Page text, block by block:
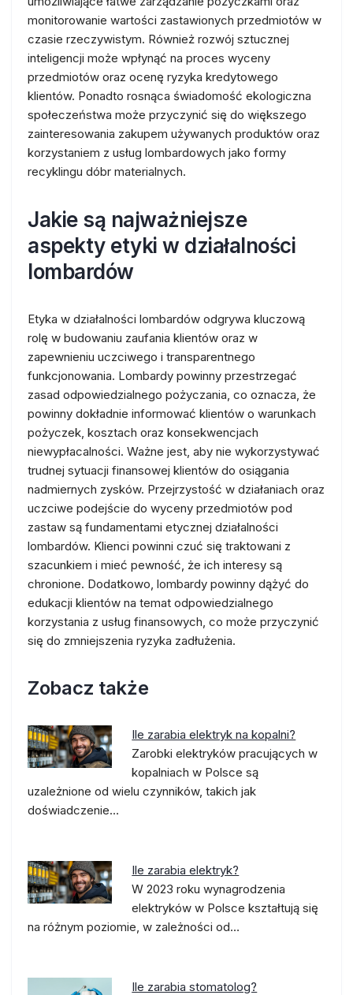
monitorowanie wartości zastawionych przedmiotów w
czasie rzeczywistym. Również rozwój sztucznej
inteligencji może wpłynąć na proces wyceny
przedmiotów oraz ocenę ryzyka kredytowego
klientów. Ponadto rosnąca świadomość ekologiczna
społeczeństwa może przyczynić się do większego
zainteresowania zakupem używanych produktów oraz
korzystaniem z usług lombardowych jako formy
recyklingu dóbr materialnych.
Jakie są najważniejsze
aspekty etyki w działalności
lombardów
Etyka w działalności lombardów odgrywa kluczową
rolę w budowaniu zaufania klientów oraz w
zapewnieniu uczciwego i transparentnego
funkcjonowania. Lombardy powinny przestrzegać
zasad odpowiedzialnego pożyczania, co oznacza, że
powinny dokładnie informować klientów o warunkach
pożyczek, kosztach oraz konsekwencjach
niewypłacalności. Ważne jest, aby nie wykorzystywać
trudnej sytuacji finansowej klientów do osiągania
nadmiernych zysków. Przejrzystość w działaniach oraz
uczciwe podejście do wyceny przedmiotów pod
zastaw są fundamentami etycznej działalności
lombardów. Klienci powinni czuć się traktowani z
szacunkiem i mieć pewność, że ich interesy są
chronione. Dodatkowo, lombardy powinny dążyć do
edukacji klientów na temat odpowiedzialnego
korzystania z usług finansowych, co może przyczynić
się do zmniejszenia ryzyka zadłużenia.
Zobacz także
Ile zarabia elektryk na kopalni?
Zarobki elektryków pracujących w
kopalniach w Polsce są
uzależnione od wielu czynników, takich jak
doświadczenie…
Ile zarabia elektryk?
W 2023 roku wynagrodzenia
elektryków w Polsce kształtują się
na różnym poziomie, w zależności od…
Ile zarabia stomatolog?